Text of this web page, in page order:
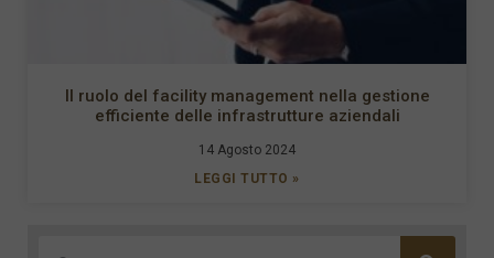
Il ruolo del facility management nella gestione
efficiente delle infrastrutture aziendali
14 Agosto 2024
LEGGI TUTTO »